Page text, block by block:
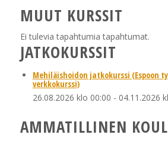
MUUT KURSSIT
Ei tulevia tapahtumia tapahtumat.
JATKOKURSSIT
Mehiläishoidon jatkokurssi (Espoon
verkkokurssi)
26.08.2026 klo 00:00 - 04.11.2026
AMMATILLINEN